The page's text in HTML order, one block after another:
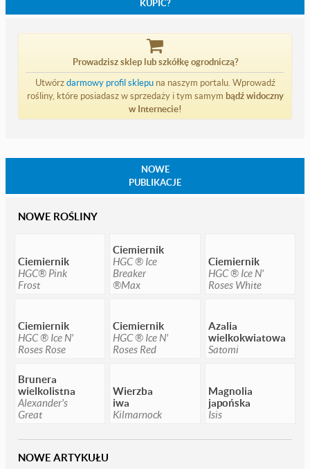
KUPIĆ?
Prowadzisz sklep lub szkółkę ogrodniczą?
Utwórzdarmowy profil sklepuna naszym portalu. Wprowadź
rośliny, które posiadasz w sprzedaży i tym samym bądź widoczny
w Internecie!
NOWE
PUBLIKACJE
NOWE ROŚLINY
Ciemiernik
HGC® Pink
Frost
Ciemiernik
HGC ® Ice
Breaker
®Max
Ciemiernik
HGC ® Ice N'
Roses White
Ciemiernik
HGC ® Ice N'
Roses Rose
Ciemiernik
HGC ® Ice N'
Roses Red
Azalia
wielkokwiatowa
Satomi
Brunera
wielkolistna
Alexander's
Great
Wierzba
iwa
Kilmarnock
Magnolia
japońska
Isis
NOWE ARTYKUŁU